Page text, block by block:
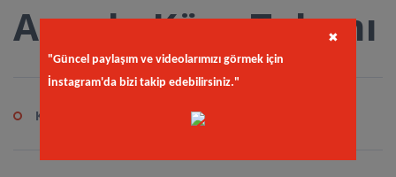
Angelo Köşe Takımı
Kod
"Güncel paylaşım ve videolarımızı görmek için
İnstagram'da bizi takip edebilirsiniz."
✖